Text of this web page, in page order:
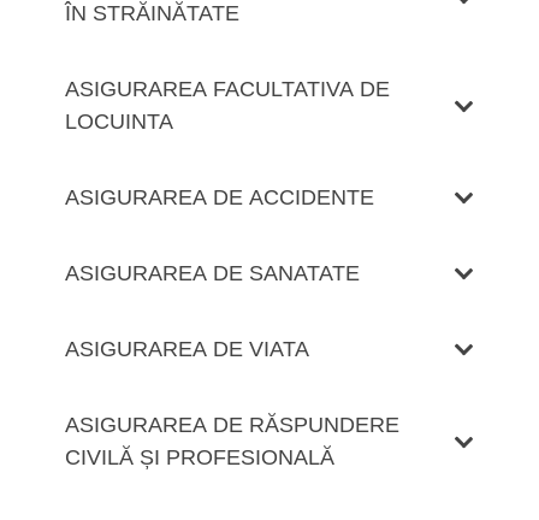
ÎN STRĂINĂTATE
ASIGURAREA FACULTATIVA DE
LOCUINTA
ASIGURAREA DE ACCIDENTE
ASIGURAREA DE SANATATE
ASIGURAREA DE VIATA
ASIGURAREA DE RĂSPUNDERE
CIVILĂ ȘI PROFESIONALĂ